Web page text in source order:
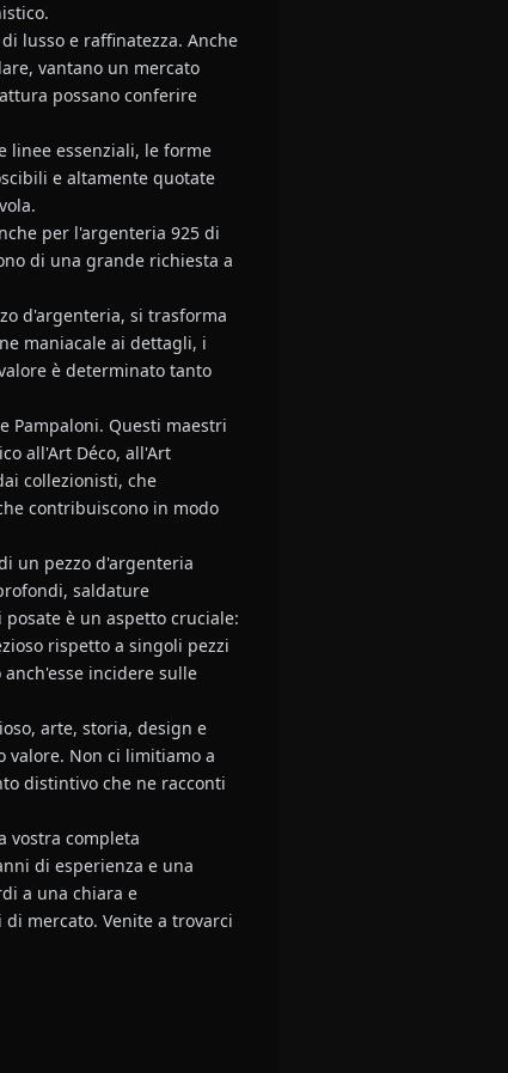
lusso e raffinatezza. Anche
vantano un mercato
possano conferire
linee essenziali, le forme
e altamente quotate
per l'argenteria 925 di
di una grande richiesta a
d'argenteria, si trasforma
maniacale ai dettagli, i
è determinato tanto
Pampaloni. Questi maestri
all'Art Déco, all'Art
collezionisti, che
contribuiscono in modo
un pezzo d'argenteria
saldature
è un aspetto cruciale:
rispetto a singoli pezzi
incidere sulle
arte, storia, design e
valore. Non ci limitiamo a
distintivo che ne racconti
vostra completa
di esperienza e una
a una chiara e
mercato. Venite a trovarci